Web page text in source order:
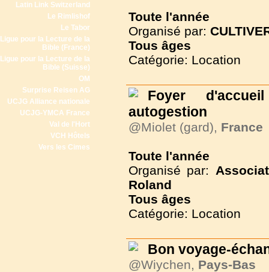
Latin Link Switzerland
Le Rimlishof
Le Tabor
Ligue pour la Lecture de la
Bible (France)
Ligue pour la Lecture de la
Bible (Suisse)
OM
Surprise Reisen AG
UCJG Alliance nationale
UCJG-YMCA France
Val de l'Hort
VCH Hôtels
Vers les Cimes
Toute l'année
Organisé par:
Tous âges
Catégorie: Location
Foyer
autogestion
@Miolet (gard), France
Toute l'année
Organisé par:
Roland
Tous âges
Catégorie: Location
Bon voyage-
@Wiychen, Pays-Bas